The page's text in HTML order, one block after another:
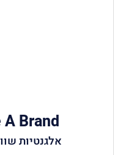
Brand
אלגנטיות